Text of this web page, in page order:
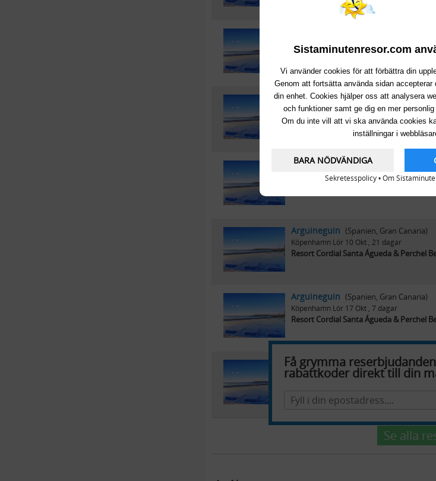
Sistaminutenresor.com
Vi använder cookies för att förbättra din
Genom att fortsätta använda sidan
din enhet. Cookies hjälper oss att analysera
och funktioner samt ge dig en mer
Om du inte vill att vi ska använda cookies
inställningar i
BARA NÖDVÄNDIGA
Sekretesspolicy•Om
Köpenhamn Lör 3 Okt
Resort Cordial Santa Águeda & Perchel
Arguineguin (Spanien, Gran Canaria)
KöpenhamnLör 3 Okt , 21 dagar
Resort Cordial Santa Águeda & Perchel
Arguineguin (Spanien, Gran Canaria)
KöpenhamnLör 10 Okt, 14 dagar
Arguineguin (Spanien, Gran Canaria)
Köpenhamn Lör 10 Okt , 21 dagar
Resort Cordial Santa Águeda & Perchel
Arguineguin (Spanien, Gran Canaria)
Köpenhamn Lör 17 Okt , 7 dagar
Resort Cordial Santa Águeda & Perchel
Arguineguin (Spanien, Gran Canaria)
KöpenhamnLör 17 Okt, 14 dagar
Se alla
Få grymma
rabattkoder direkt till din